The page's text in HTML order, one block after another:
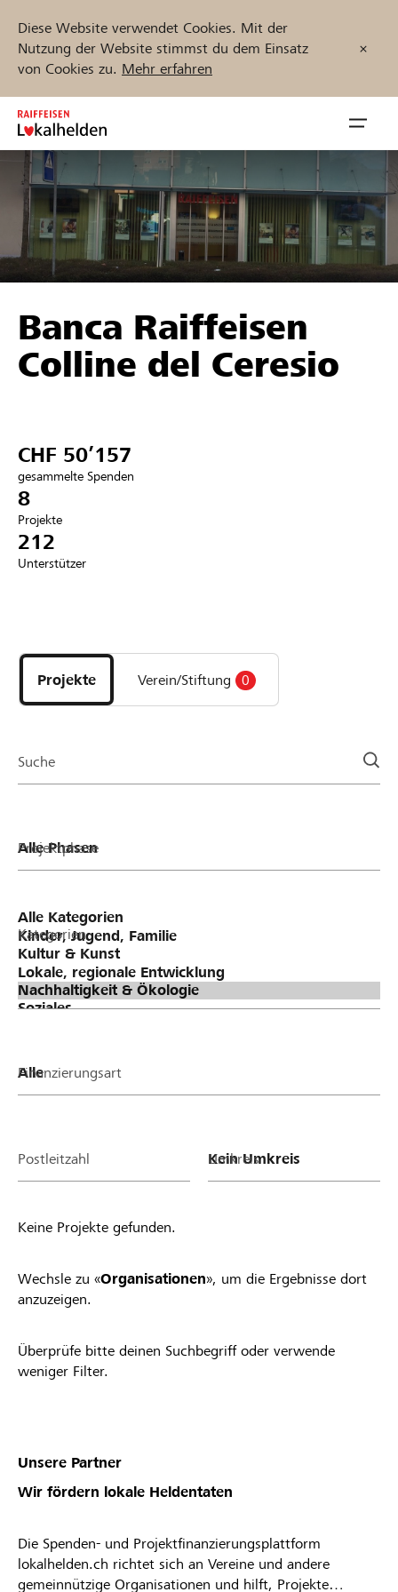
Diese Website verwendet Cookies. Mit der
Nutzung der Website stimmst du dem Einsatz
von Cookies zu. Mehr erfahren
Zum
Inhalt
springen
öffnen
Unterstützen
Hilfe & Support
Anmelden
Projekte und Organisationen finden
Jetzt starten
DE FR IT
Banca Raiffeisen
Colline del Ceresio
CHF 50’157
gesammelte Spenden
8
Projekte
212
Unterstützer
Projekte
und
Organisationen
Projekte Verein/Stiftung 0
Suche
Projektphase
Kategorien
Finanzierungsart
Postleitzahl Umkreis
Keine Projekte gefunden.
Wechsle zu «Organisationen», um die Ergebnisse dort
anzuzeigen.
Überprüfe bitte deinen Suchbegriff oder verwende
weniger Filter.
Unsere Partner
Wir fördern lokale Heldentaten
Die Spenden- und Projektfinanzierungsplattform
lokalhelden.ch richtet sich an Vereine und andere
gemeinnützige Organisationen und hilft, Projekte